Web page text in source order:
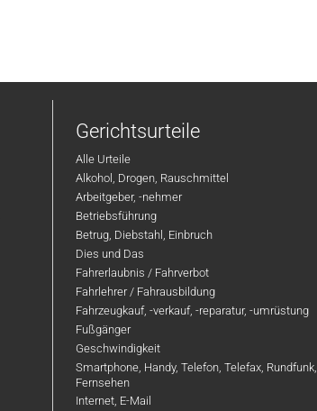
Gerichtsurteile
Alle Urteile
Alkohol, Drogen, Rauschmittel
Arbeitgeber, -nehmer
Betriebsführung
Betrug, Diebstahl, Einbruch
Dies und Das
Fahrerlaubnis / Fahrverbot
Fahrlehrer / Fahrausbildung
Fahrzeugkauf, -verkauf, -reparatur, -umrüstung
Fußgänger
Geschwindigkeit
Smartphone, Handy, Telefon, Telefax, Rundfunk,
Fernsehen
Internet, E-Mail